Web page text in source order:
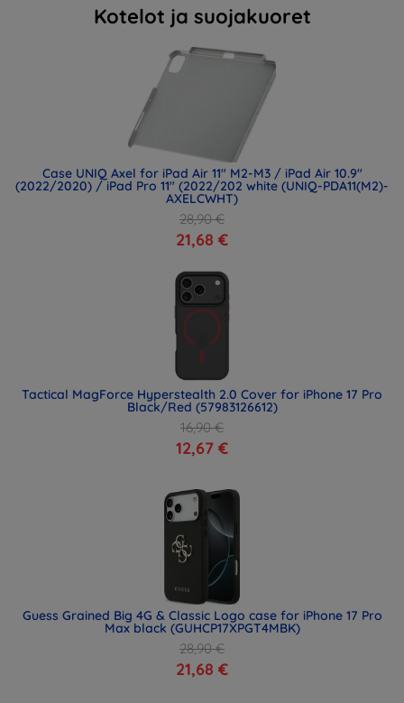
Kotelot ja suojakuoret
Case UNIQ Axel for iPad Air 11" M2-M3 / iPad Air 10.9"
(2022/2020) / iPad Pro 11" (2022/202 white (UNIQ-PDA11(M2)-
AXELCWHT)
28,90 €
21,68 €
Tactical MagForce Hyperstealth 2.0 Cover for iPhone 17 Pro
Black/Red (57983126612)
16,90 €
12,67 €
Guess Grained Big 4G & Classic Logo case for iPhone 17 Pro
Max black (GUHCP17XPGT4MBK)
28,90 €
21,68 €